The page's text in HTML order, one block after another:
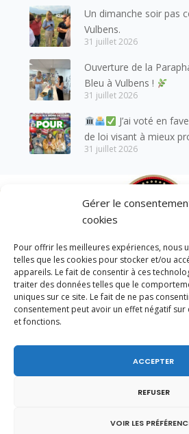
Gérer le
cookies
Pour offrir les meilleures expériences, nous
telles que les cookies pour stocker et/ou
appareils. Le fait de consentir à ces
traiter des données telles que le
uniques sur ce site. Le fait de ne pas
consentement peut avoir un effet négatif
et fonctions.
ACCEPTER
REFUSER
VOIR LES
amis suisses, et plus
habitants du bassin
lémanique, avec
Un dimanche soir pas
Vulbens.
31 juillet 2026
Ouverture de la
Bleu à Vulbens !
31 juillet 2026
J’ai voté en
de loi visant à mieux
des risques liés à
31 juillet 2026
Permanence
74100